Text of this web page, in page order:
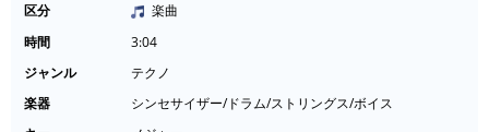
区分
楽曲
時間
3:04
ジャンル
テクノ
楽器
シンセサイザー/ドラム/ストリングス/ボイス